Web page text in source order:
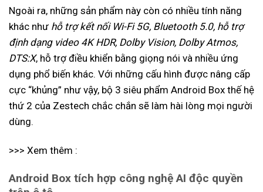
Ngoài ra, những sản phẩm này còn có nhiều tính năng
khác như hỗ trợ kết nối Wi-Fi 5G, Bluetooth 5.0, hỗ trợ
định dạng video 4K HDR, Dolby Vision, Dolby Atmos,
DTS:X, hỗ trợ điều khiển bằng giọng nói và nhiều ứng
dụng phổ biến khác. Với những cấu hình được nâng cấp
cực “khủng” như vậy, bộ 3 siêu phẩm Android Box thế hệ
thứ 2 của Zestech chắc chắn sẽ làm hài lòng mọi người
dùng.
>>> Xem thêm :
Android Box tích hợp công nghệ AI độc quyền